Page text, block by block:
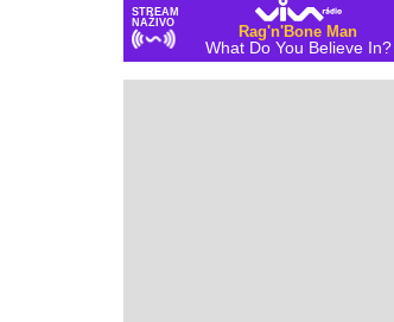
STREAM
NAŽIVO
Rag'n'Bone Man
What Do You Believe In?